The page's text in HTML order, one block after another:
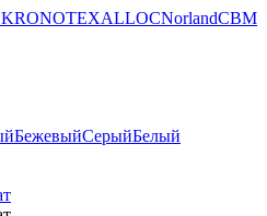
KRONOTEXALLOCNorlandCBM
БежевыйСерыйБелый